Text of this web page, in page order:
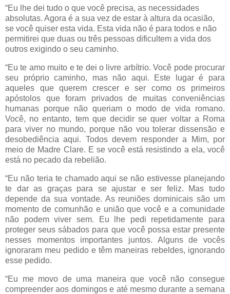
“Eu lhe dei tudo o que você precisa, as necessidades
absolutas. Agora é a sua vez de estar à altura da ocasião,
se você quiser esta vida. Esta vida não é para todos e não
permitirei que duas ou três pessoas dificultem a vida dos
outros exigindo o seu caminho.
“Eu te amo muito e te dei o livre arbítrio. Você pode procurar
seu próprio caminho, mas não aqui. Este lugar é para
aqueles que querem crescer e ser como os primeiros
apóstolos que foram privados de muitas conveniências
humanas porque não queriam o modo de vida romano.
Você, no entanto, tem que decidir se quer voltar a Roma
para viver no mundo, porque não vou tolerar dissensão e
desobediência aqui. Todos devem responder a Mim, por
meio de Madre Clare. E se você está resistindo a ela, você
está no pecado da rebelião.
“Eu não teria te chamado aqui se não estivesse planejando
te dar as graças para se ajustar e ser feliz. Mas tudo
depende da sua vontade. As reuniões dominicais são um
momento de comunhão e união que você e a comunidade
não podem viver sem. Eu lhe pedi repetidamente para
proteger seus sábados para que você possa estar presente
nesses momentos importantes juntos. Alguns de vocês
ignoraram meu pedido e têm maneiras rebeldes, ignorando
esse pedido.
“Eu me movo de uma maneira que você não consegue
compreender aos domingos e até mesmo durante a semana